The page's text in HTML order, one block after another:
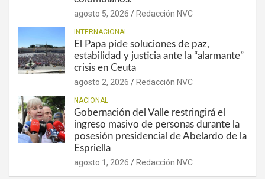
agosto 5, 2026 Redacción NVC
INTERNACIONAL
El Papa pide soluciones de paz,
estabilidad y justicia ante la “alarmante”
crisis en Ceuta
agosto 2, 2026 Redacción NVC
NACIONAL
Gobernación del Valle restringirá el
ingreso masivo de personas durante la
posesión presidencial de Abelardo de la
Espriella
agosto 1, 2026 Redacción NVC